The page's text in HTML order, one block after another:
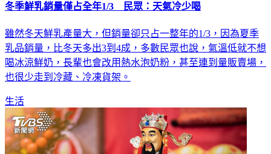
冬季鮮乳銷量僅占全年1/3 民眾：天氣冷少喝
雖然冬天鮮乳產量大，但銷量卻只占一整年的1/3，因為夏季
乳品銷量，比冬天多出3到4成，多數民眾也說，氣溫低就不想
喝冰涼鮮奶，長輩也會改用熱水泡奶粉，甚至連到量販賣場，
也很少走到冷藏、冷凍貨架。
生活